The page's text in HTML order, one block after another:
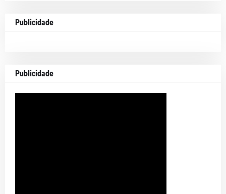
Publicidade
Publicidade